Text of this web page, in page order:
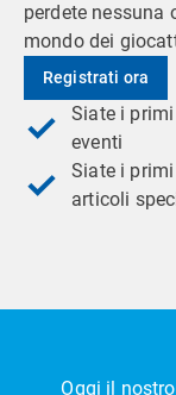
perdete
mondo dei
Registrati ora
Siate i
eventi
Siate i
articoli
Oggi il